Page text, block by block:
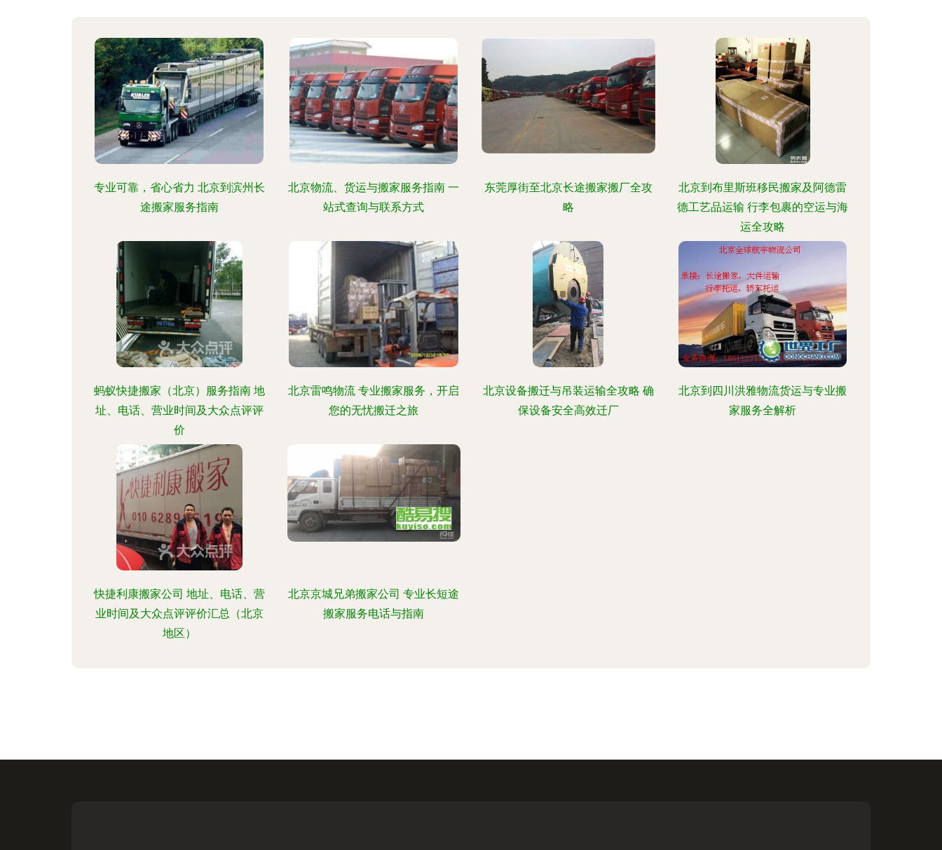
专业可靠，省心省力 北京到滨州长
途搬家服务指南
北京物流、货运与搬家服务指南 一
站式查询与联系方式
东莞厚街至北京长途搬家搬厂全攻
略
北京到布里斯班移民搬家及阿德雷
德工艺品运输 行李包裹的空运与海
运全攻略
蚂蚁快捷搬家（北京）服务指南 地
址、电话、营业时间及大众点评评
价
北京雷鸣物流 专业搬家服务，开启
您的无忧搬迁之旅
北京设备搬迁与吊装运输全攻略 确
保设备安全高效迁厂
北京到四川洪雅物流货运与专业搬
家服务全解析
快捷利康搬家公司 地址、电话、营
业时间及大众点评评价汇总（北京
地区）
北京京城兄弟搬家公司 专业长短途
搬家服务电话与指南